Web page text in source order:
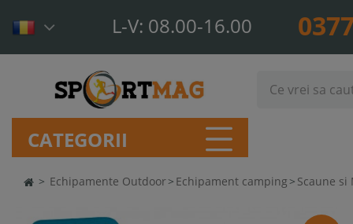
L-V: 08.00-16.00
CATEGORII
> Echipamente Outdoor> Echipament camping > Scaune si